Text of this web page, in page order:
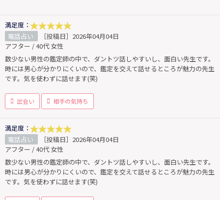
満足度：
電話占い
［投稿日］2026年04月04日
アフター / 40代 女性
数少ない男性の鑑定師の中で、ダントツ話しやすいし、面白い先生です。
時には男心が分かりにくいので、鑑定を交えて話せるところが魅力の先生
です。気を使わずに話せます(笑)
出会い 相手の気持ち
満足度：
電話占い
［投稿日］2026年04月04日
アフター / 40代 女性
数少ない男性の鑑定師の中で、ダントツ話しやすいし、面白い先生です。
時には男心が分かりにくいので、鑑定を交えて話せるところが魅力の先生
です。気を使わずに話せます(笑)